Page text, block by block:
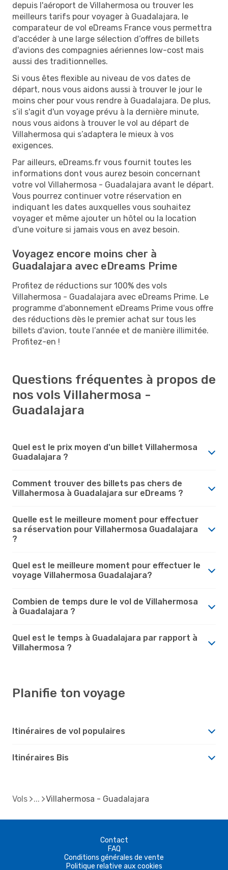
depuis l'aéroport de Villahermosa ou trouver les
meilleurs tarifs pour voyager à Guadalajara, le
comparateur de vol eDreams France vous permettra
d'accéder à une large sélection d’offres de billets
d'avions des compagnies aériennes low-cost mais
aussi des traditionnelles.
Si vous êtes flexible au niveau de vos dates de
départ, nous vous aidons aussi à trouver le jour le
moins cher pour vous rendre à Guadalajara. De plus,
s’il s'agit d'un voyage prévu à la dernière minute,
nous vous aidons à trouver le vol au départ de
Villahermosa qui s’adaptera le mieux à vos
exigences.
Par ailleurs, eDreams.fr vous fournit toutes les
informations dont vous aurez besoin concernant
votre vol Villahermosa - Guadalajara avant le départ.
Vous pourrez continuer votre réservation en
indiquant les dates auxquelles vous souhaitez
voyager et même ajouter un hôtel ou la location
d'une voiture si jamais vous en avez besoin.
Voyagez encore moins cher à
Guadalajara avec eDreams Prime
Profitez de réductions sur 100% des vols
Villahermosa - Guadalajara avec eDreams Prime. Le
programme d'abonnement eDreams Prime vous offre
des réductions dès le premier achat sur tous les
billets d'avion, toute l’année et de manière illimitée.
Profitez-en !
Questions fréquentes à propos de
nos vols Villahermosa -
Guadalajara
Quel est le prix moyen d'un billet Villahermosa
Guadalajara ?
Comment trouver des billets pas chers de
Villahermosa à Guadalajara sur eDreams ?
Quelle est le meilleure moment pour effectuer
sa réservation pour Villahermosa Guadalajara
?
Quel est le meilleure moment pour effectuer le
voyage Villahermosa Guadalajara?
Combien de temps dure le vol de Villahermosa
à Guadalajara ?
Quel est le temps à Guadalajara par rapport à
Villahermosa ?
Planifie ton voyage
Itinéraires de vol populaires
Itinéraires Bis
Vols Villahermosa - Guadalajara
Contact
FAQ
Conditions générales de vente
Politique relative aux cookies